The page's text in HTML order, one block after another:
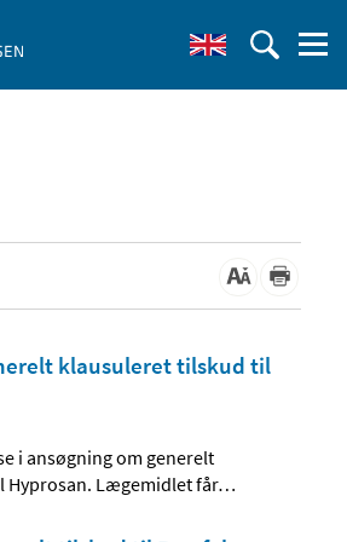
klausuleret tilskud til
i ansøgning om generelt
Hyprosan. Lægemidlet får…